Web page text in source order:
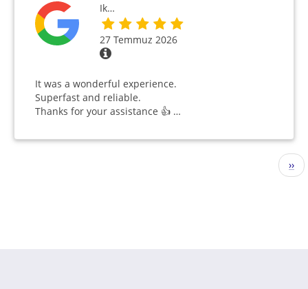
Ik…
27 Temmuz 2026
It was a wonderful experience.
Superfast and reliable.
Thanks for your assistance 👍 …
››